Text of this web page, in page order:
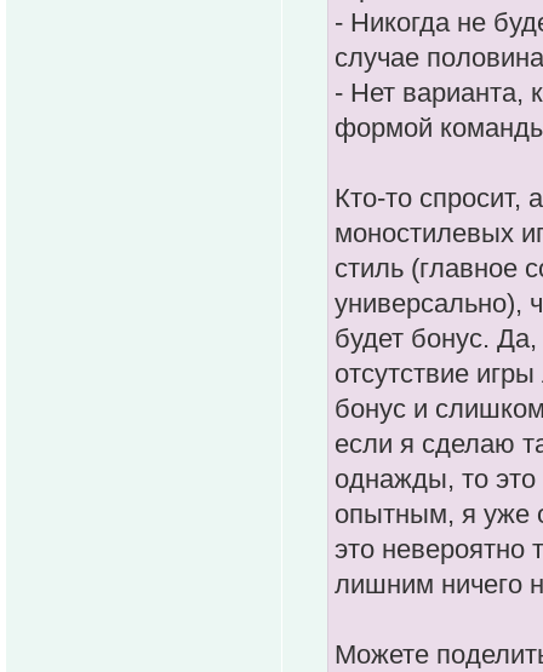
- Никогда не
случае
- Нет варианта,
формой
Кто-то спросит,
моностилевых
стиль (главное
универсально),
будет бонус.
отсутствие
бонус и
если я сделаю
однажды, то это
опытным, я уже
это невероятно
лишним ничего
Можете